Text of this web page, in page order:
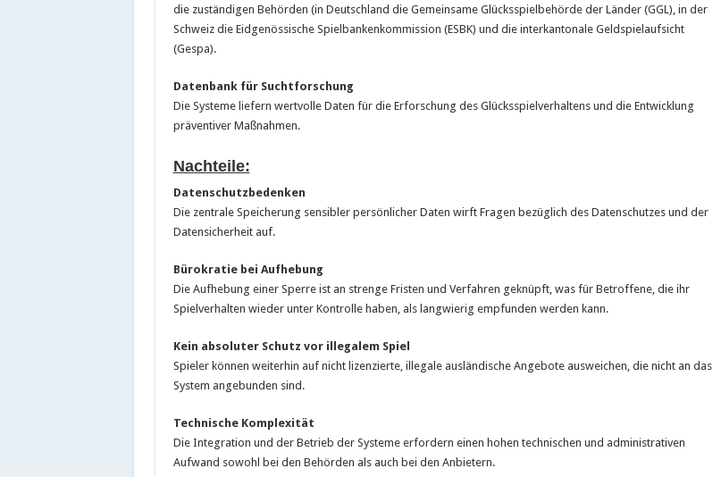
die zuständigen Behörden (in Deutschland die Gemeinsame Glücksspielbehörde der Länder (GGL), in der
Schweiz die Eidgenössische Spielbankenkommission (ESBK) und die interkantonale Geldspielaufsicht
(Gespa).
Datenbank für Suchtforschung
Die Systeme liefern wertvolle Daten für die Erforschung des Glücksspielverhaltens und die Entwicklung
präventiver Maßnahmen.
Nachteile:
Datenschutzbedenken
Die zentrale Speicherung sensibler persönlicher Daten wirft Fragen bezüglich des Datenschutzes und der
Datensicherheit auf.
Bürokratie bei Aufhebung
Die Aufhebung einer Sperre ist an strenge Fristen und Verfahren geknüpft, was für Betroffene, die ihr
Spielverhalten wieder unter Kontrolle haben, als langwierig empfunden werden kann.
Kein absoluter Schutz vor illegalem Spiel
Spieler können weiterhin auf nicht lizenzierte, illegale ausländische Angebote ausweichen, die nicht an das
System angebunden sind.
Technische Komplexität
Die Integration und der Betrieb der Systeme erfordern einen hohen technischen und administrativen
Aufwand sowohl bei den Behörden als auch bei den Anbietern.